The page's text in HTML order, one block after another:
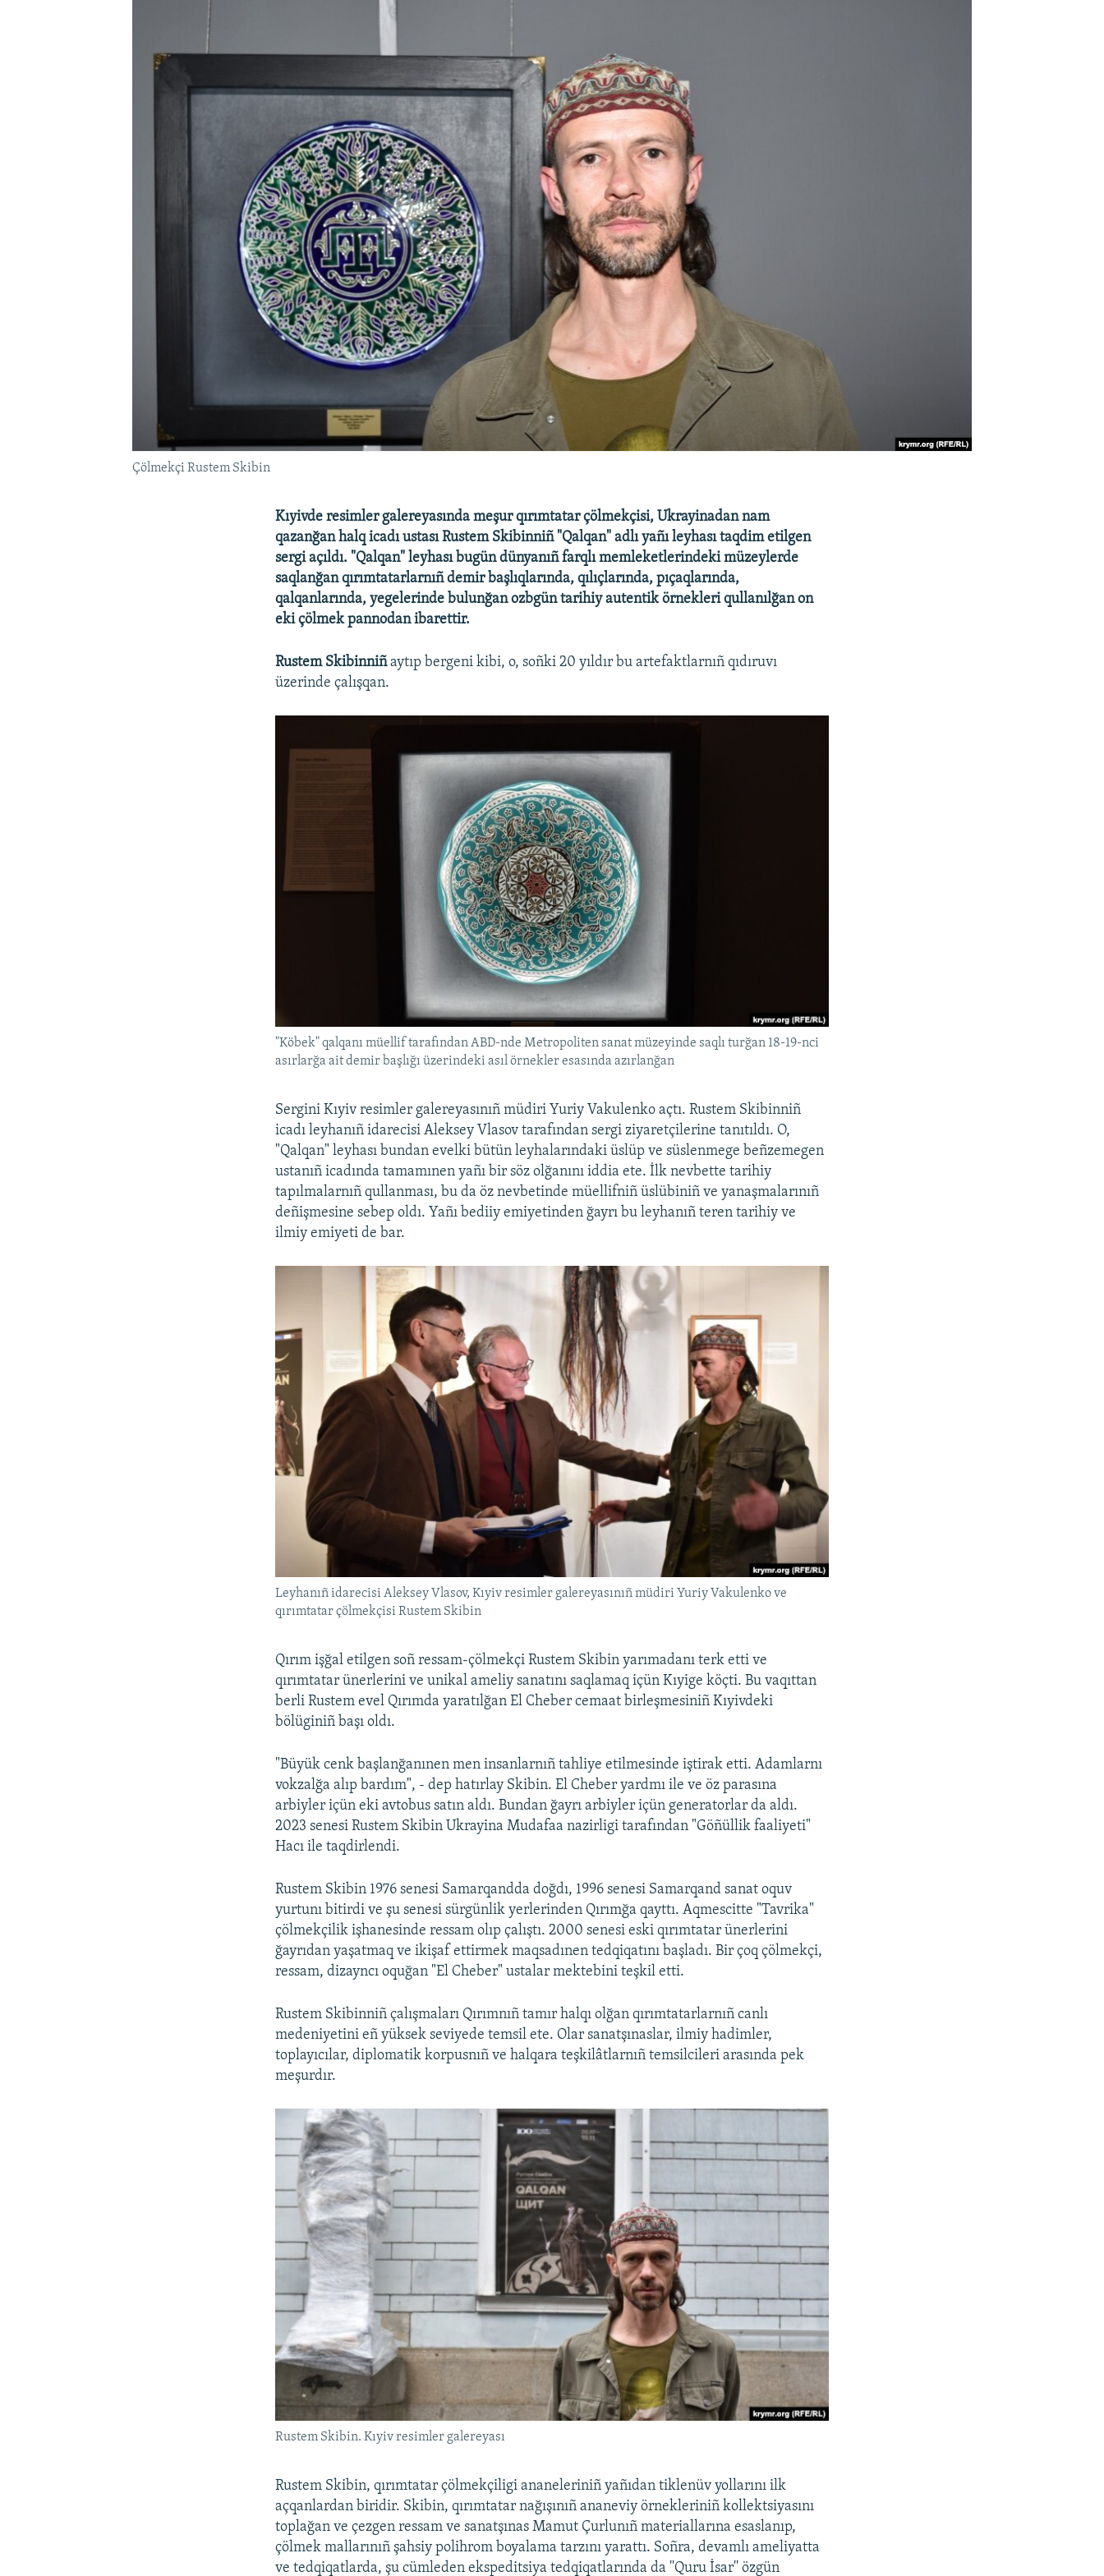
Çölmekçi Rustem Skibin
Kıyivde resimler galereyasında meşur qırımtatar çölmekçisi, Ukrayinadan nam
qazanğan halq icadı ustası Rustem Skibinniñ "Qalqan" adlı yañı leyhası taqdim etilgen
sergi açıldı. "Qalqan" leyhası bugün dünyanıñ farqlı memleketlerindeki müzeylerde
saqlanğan qırımtatarlarnıñ demir başlıqlarında, qılıçlarında, pıçaqlarında,
qalqanlarında, yegelerinde bulunğan ozbgün tarihiy autentik örnekleri qullanılğan on
eki çölmek pannodan ibarettir.
Rustem Skibinniñaytıp bergeni kibi, o, soñki 20 yıldır bu artefaktlarnıñ qıdıruvı
üzerinde çalışqan.
"Köbek" qalqanı müellif tarafından ABD-nde Metropoliten sanat müzeyinde saqlı turğan 18-19-nci
asırlarğa ait demir başlığı üzerindeki asıl örnekler esasında azırlanğan
Sergini Kıyiv resimler galereyasınıñ müdiri Yuriy Vakulenko açtı. Rustem Skibinniñ
icadı leyhanıñ idarecisi Aleksey Vlasov tarafından sergi ziyaretçilerine tanıtıldı. O,
"Qalqan" leyhası bundan evelki bütün leyhalarındaki üslüp ve süslenmege beñzemegen
ustanıñ icadında tamamınen yañı bir söz olğanını iddia ete. İlk nevbette tarihiy
tapılmalarnıñ qullanması, bu da öz nevbetinde müellifniñ üslübiniñ ve yanaşmalarınıñ
deñişmesine sebep oldı. Yañı bediiy emiyetinden ğayrı bu leyhanıñ teren tarihiy ve
ilmiy emiyeti de bar.
Leyhanıñ idarecisi Aleksey Vlasov, Kıyiv resimler galereyasınıñ müdiri Yuriy Vakulenko ve
qırımtatar çölmekçisi Rustem Skibin
Qırım işğal etilgen soñ ressam-çölmekçi Rustem Skibin yarımadanı terk etti ve
qırımtatar ünerlerini ve unikal ameliy sanatını saqlamaq içün Kıyige köçti. Bu vaqıttan
berli Rustem evel Qırımda yaratılğan El Cheber cemaat birleşmesiniñ Kıyivdeki
bölüginiñ başı oldı.
"Büyük cenk başlanğanınen men insanlarnıñ tahliye etilmesinde iştirak etti. Adamlarnı
vokzalğa alıp bardım", - dep hatırlay Skibin. El Cheber yardmı ile ve öz parasına
arbiyler içün eki avtobus satın aldı. Bundan ğayrı arbiyler içün generatorlar da aldı.
2023 senesi Rustem Skibin Ukrayina Mudafaa nazirligi tarafından "Göñüllik faaliyeti"
Hacı ile taqdirlendi.
Rustem Skibin 1976 senesi Samarqandda doğdı, 1996 senesi Samarqand sanat oquv
yurtunı bitirdi ve şu senesi sürgünlik yerlerinden Qırımğa qayttı. Aqmescitte "Tavrika"
çölmekçilik işhanesinde ressam olıp çalıştı. 2000 senesi eski qırımtatar ünerlerini
ğayrıdan yaşatmaq ve ikişaf ettirmek maqsadınen tedqiqatını başladı. Bir çoq çölmekçi,
ressam, dizayncı oquğan "El Cheber" ustalar mektebini teşkil etti.
Rustem Skibinniñ çalışmaları Qırımnıñ tamır halqı olğan qırımtatarlarnıñ canlı
medeniyetini eñ yüksek seviyede temsil ete. Olar sanatşınaslar, ilmiy hadimler,
toplayıcılar, diplomatik korpusnıñ ve halqara teşkilâtlarnıñ temsilcileri arasında pek
meşurdır.
Rustem Skibin. Kıyiv resimler galereyası
Rustem Skibin, qırımtatar çölmekçiligi ananeleriniñ yañıdan tiklenüv yollarını ilk
açqanlardan biridir. Skibin, qırımtatar nağışınıñ ananeviy örnekleriniñ kollektsiyasını
toplağan ve çezgen ressam ve sanatşınas Mamut Çurlunıñ materiallarına esaslanıp,
çölmek mallarınıñ şahsiy polihrom boyalama tarzını yarattı. Soñra, devamlı ameliyatta
ve tedqiqatlarda, şu cümleden ekspeditsiya tedqiqatlarında da ''Quru İsar'' özgün